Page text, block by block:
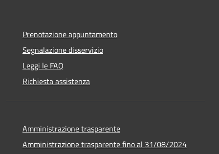
Prenotazione appuntamento
Segnalazione disservizio
Leggi le FAQ
Richiesta assistenza
Amministrazione trasparente
Amministrazione trasparente fino al 31/08/2024